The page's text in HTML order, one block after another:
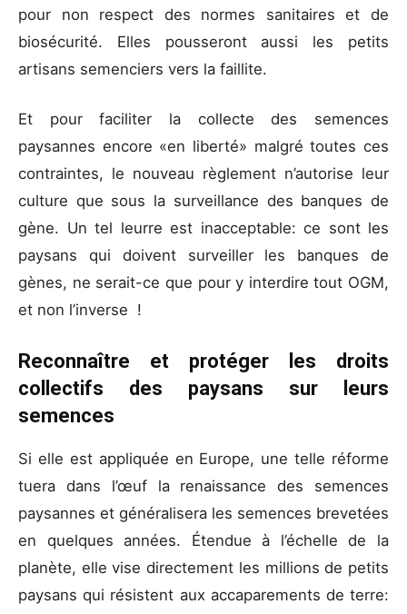
pour non respect des normes sanitaires et de
biosécurité. Elles pousseront aussi les petits
artisans semenciers vers la faillite.
Et pour faciliter la collecte des semences
paysannes encore «en liberté» malgré toutes ces
contraintes, le nouveau règlement n’autorise leur
culture que sous la surveillance des banques de
gène. Un tel leurre est inacceptable: ce sont les
paysans qui doivent surveiller les banques de
gènes, ne serait-ce que pour y interdire tout OGM,
et non l’inverse !
Reconnaître et protéger les droits
collectifs des paysans sur leurs
semences
Si elle est appliquée en Europe, une telle réforme
tuera dans l’œuf la renaissance des semences
paysannes et généralisera les semences brevetées
en quelques années. Étendue à l’échelle de la
planète, elle vise directement les millions de petits
paysans qui résistent aux accaparements de terre: